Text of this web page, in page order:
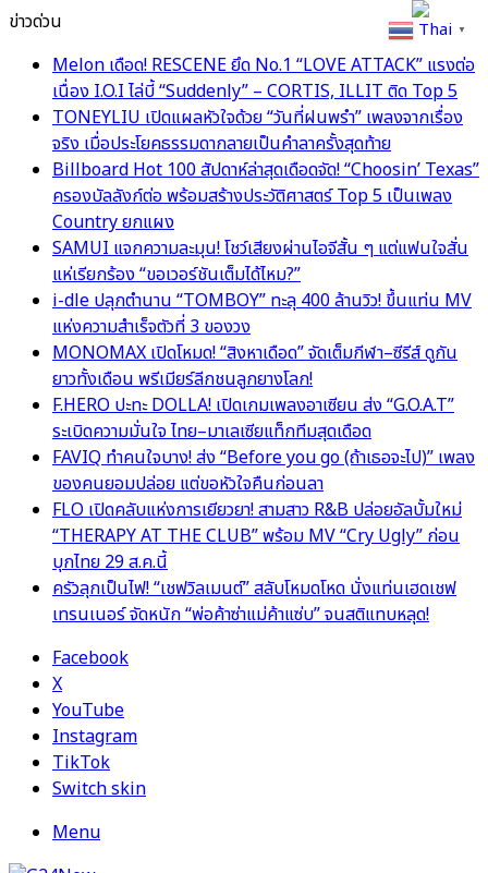
ข่าวด่วน
Melon เดือด! RESCENE ยึด No.1 “LOVE ATTACK” แรงต่อ
เนื่อง I.O.I ไล่บี้ “Suddenly” – CORTIS, ILLIT ติด Top 5
TONEYLIU เปิดแผลหัวใจด้วย “วันที่ฝนพรำ” เพลงจากเรื่อง
จริง เมื่อประโยคธรรมดากลายเป็นคำลาครั้งสุดท้าย
Billboard Hot 100 สัปดาห์ล่าสุดเดือดจัด! “Choosin’ Texas”
ครองบัลลังก์ต่อ พร้อมสร้างประวัติศาสตร์ Top 5 เป็นเพลง
Country ยกแผง
SAMUI แจกความละมุน! โชว์เสียงผ่านไอจีสั้น ๆ แต่แฟนใจสั่น
แห่เรียกร้อง “ขอเวอร์ชันเต็มได้ไหม?”
i-dle ปลุกตำนาน “TOMBOY” ทะลุ 400 ล้านวิว! ขึ้นแท่น MV
แห่งความสำเร็จตัวที่ 3 ของวง
MONOMAX เปิดโหมด! “สิงหาเดือด” จัดเต็มกีฬา–ซีรีส์ ดูกัน
ยาวทั้งเดือน พรีเมียร์ลีกชนลูกยางโลก!
F.HERO ปะทะ DOLLA! เปิดเกมเพลงอาเซียน ส่ง “G.O.A.T”
ระเบิดความมั่นใจ ไทย–มาเลเซียแท็กทีมสุดเดือด
FAVIQ ทำคนใจบาง! ส่ง “Before you go (ถ้าเธอจะไป)” เพลง
ของคนยอมปล่อย แต่ขอหัวใจคืนก่อนลา
FLO เปิดคลับแห่งการเยียวยา! สามสาว R&B ปล่อยอัลบั้มใหม่
“THERAPY AT THE CLUB” พร้อม MV “Cry Ugly” ก่อน
บุกไทย 29 ส.ค.นี้
ครัวลุกเป็นไฟ! “เชฟวิลเมนต์” สลับโหมดโหด นั่งแท่นเฮดเชฟ
เทรนเนอร์ จัดหนัก “พ่อค้าซ่าแม่ค้าแซ่บ” จนสติแทบหลุด!
Facebook
X
YouTube
Instagram
TikTok
Switch skin
Menu
Thai ▼